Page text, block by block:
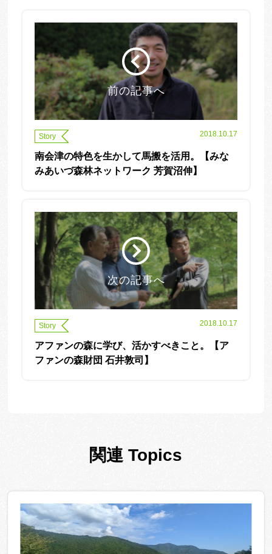
前の記事へ
Story 2018.10.17
南会津の特色を生かして馬搬を活用。【みな
みあいづ森林ネットワーク 芳賀沼伸】
次の記事へ
Story 2018.10.17
アファンの森に学び、活かすべきこと。【ア
ファンの森財団 石井敦司】
関連 Topics